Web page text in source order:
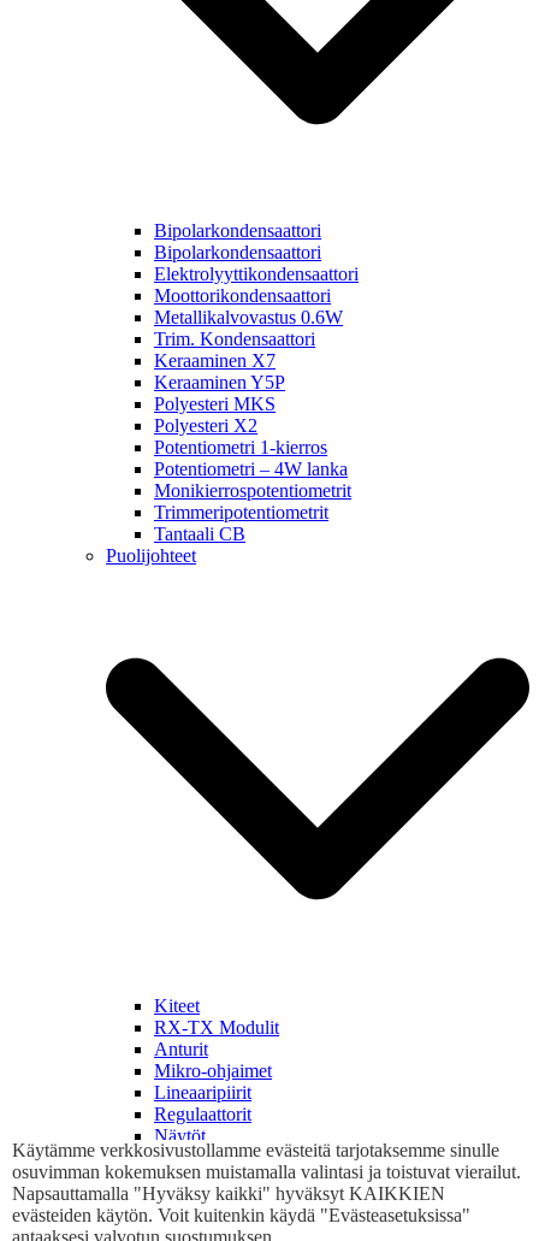
Bipolarkondensaattori
Bipolarkondensaattori
Elektrolyyttikondensaattori
Moottorikondensaattori
Metallikalvovastus 0.6W
Trim. Kondensaattori
Keraaminen X7
Keraaminen Y5P
Polyesteri MKS
Polyesteri X2
Potentiometri 1-kierros
Potentiometri – 4W lanka
Monikierrospotentiometrit
Trimmeripotentiometrit
Tantaali CB
Puolijohteet
Kiteet
RX-TX Modulit
Anturit
Mikro-ohjaimet
Lineaaripiirit
Regulaattorit
Näytöt
Ledit
Optoerottimet
Tyristorit , Triacit
Fetit
Käytämme verkkosivustollamme evästeitä tarjotaksemme sinulle
osuvimman kokemuksen muistamalla valintasi ja toistuvat vierailut.
Napsauttamalla "Hyväksy kaikki" hyväksyt KAIKKIEN
evästeiden käytön. Voit kuitenkin käydä "Evästeasetuksissa"
antaaksesi valvotun suostumuksen.